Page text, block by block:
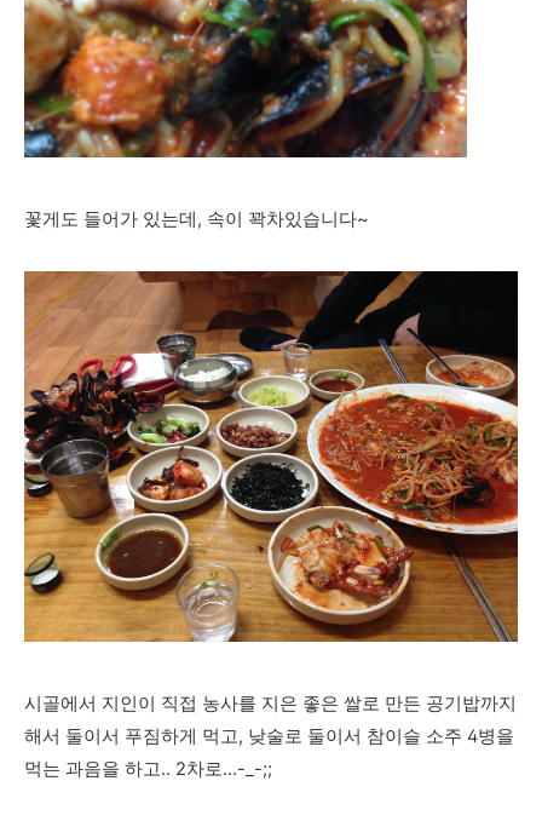
꽃게도 들어가 있는데, 속이 꽉차있습니다~
시골에서 지인이 직접 농사를 지은 좋은 쌀로 만든 공기밥까지
해서 둘이서 푸짐하게 먹고, 낮술로 둘이서 참이슬 소주 4병을
먹는 과음을 하고.. 2차로...-_-;;